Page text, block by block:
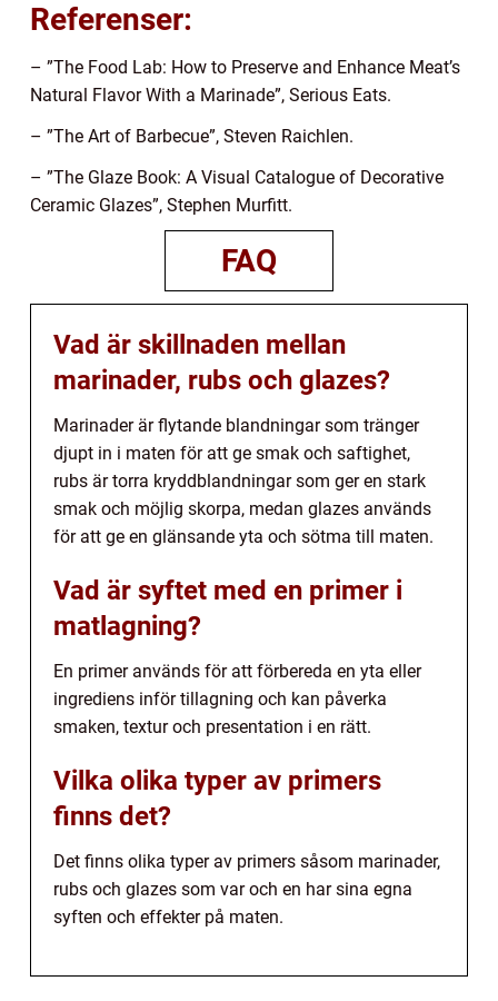
Referenser:
– ”The Food Lab: How to Preserve and Enhance Meat’s
Natural Flavor With a Marinade”, Serious Eats.
– ”The Art of Barbecue”, Steven Raichlen.
– ”The Glaze Book: A Visual Catalogue of Decorative
Ceramic Glazes”, Stephen Murfitt.
FAQ
Vad är skillnaden mellan
marinader, rubs och glazes?
Marinader är flytande blandningar som tränger
djupt in i maten för att ge smak och saftighet,
rubs är torra kryddblandningar som ger en stark
smak och möjlig skorpa, medan glazes används
för att ge en glänsande yta och sötma till maten.
Vad är syftet med en primer i
matlagning?
En primer används för att förbereda en yta eller
ingrediens inför tillagning och kan påverka
smaken, textur och presentation i en rätt.
Vilka olika typer av primers
finns det?
Det finns olika typer av primers såsom marinader,
rubs och glazes som var och en har sina egna
syften och effekter på maten.